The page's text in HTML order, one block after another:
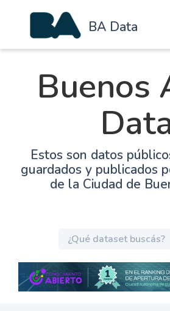
BA Data
Buenos
Estos son datos
guardados y publicados
de la Ciudad de